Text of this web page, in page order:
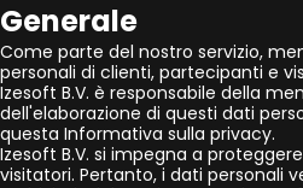
Generale
Come parte del nostro servizio,
personali di clienti, partecipanti e
Izesoft B.V. è responsabile della
dell'elaborazione di questi dati
questa Informativa sulla privacy.
Izesoft B.V. si impegna a
visitatori. Pertanto, i dati personali